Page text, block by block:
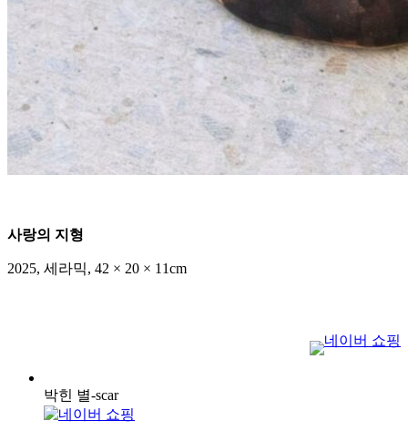
사랑의 지형
2025, 세라믹, 42 × 20 × 11cm
박힌 별-scar